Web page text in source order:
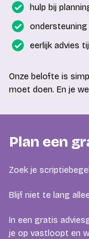
hulp bij
ondersteuning
eerlijk advies
Onze belofte is
moet doen. En je
Plan een
Zoek je
Blijf niet te lang
In een gratis
je op vastloopt en